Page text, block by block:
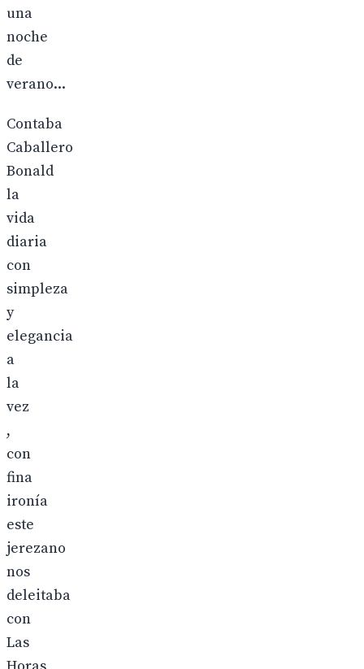
una
noche
de
verano...
Contaba
Caballero
Bonald
la
vida
diaria
con
simpleza
y
elegancia
a
la
vez
,
con
fina
ironía
este
jerezano
nos
deleitaba
con
Las